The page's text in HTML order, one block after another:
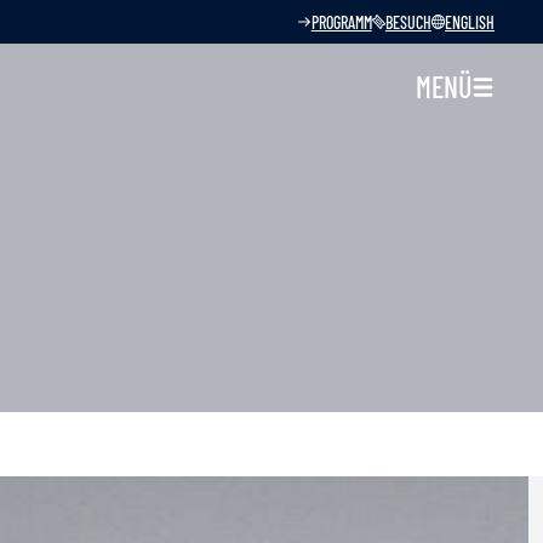
PROGRAMM BESUCH ENGLISH
MENÜ